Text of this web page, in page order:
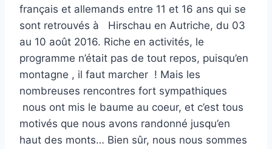
français et allemands entre 11 et 16 ans qui se
sont retrouvés à Hirschau en Autriche, du 03
au 10 août 2016. Riche en activités, le
programme n’était pas de tout repos, puisqu’en
montagne , il faut marcher ! Mais les
nombreuses rencontres fort sympathiques
nous ont mis le baume au coeur, et c’est tous
motivés que nous avons randonné jusqu’en
haut des monts… Bien sûr, nous nous sommes